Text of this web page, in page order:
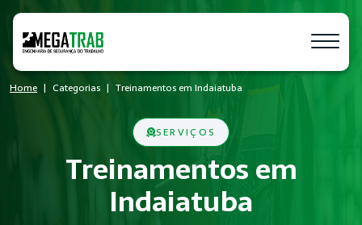
Home Categorias Treinamentos em Indaiatuba
SERVIÇOS
Treinamentos em
Indaiatuba